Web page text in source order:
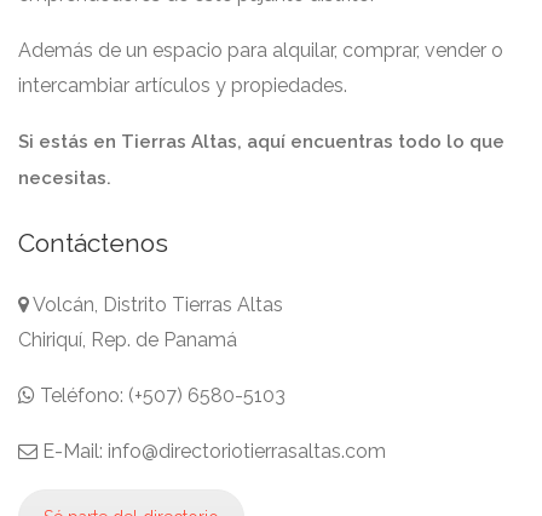
Además de un espacio para alquilar, comprar, vender o
intercambiar artículos y propiedades.
Si estás en Tierras Altas, aquí encuentras todo lo que
necesitas.
Contáctenos
Volcán, Distrito Tierras Altas
Chiriquí, Rep. de Panamá
Teléfono: (+507) 6580-5103
E-Mail: info@directoriotierrasaltas.com